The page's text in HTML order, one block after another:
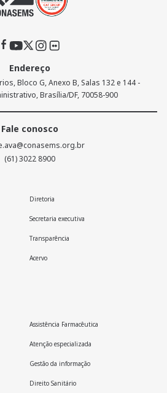
Endereço
Bloco G, Anexo B, Salas 132 e 144 -
Brasília/DF, 70058-900
Fale conosco
(61) 3022 8900
Diretoria
Secretaria executiva
Transparência
Acervo
Assistência Farmacêutica
Atenção especializada
Gestão da informação
Direito Sanitário